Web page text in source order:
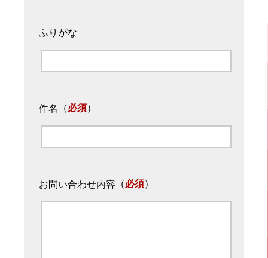
ふりがな
件名 （必須）
お問い合わせ内容 （必須）